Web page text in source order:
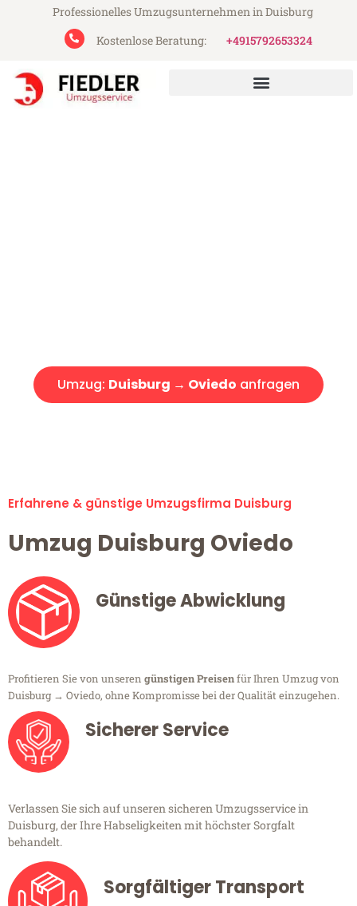
Professionelles Umzugsunternehmen in Duisburg
Kostenlose Beratung:
+4915792653324
Umzug: Duisburg → Oviedo anfragen
Erfahrene & günstige Umzugsfirma Duisburg
Umzug Duisburg Oviedo
Günstige Abwicklung
Profitieren Sie von unseren günstigen Preisenfür Ihren Umzug von
Duisburg → Oviedo, ohne Kompromisse bei der Qualität einzugehen.
Sicherer Service
Verlassen Sie sich auf unseren sicheren Umzugsservice in
Duisburg, der Ihre Habseligkeiten mit höchster Sorgfalt
behandelt.
Sorgfältiger Transport